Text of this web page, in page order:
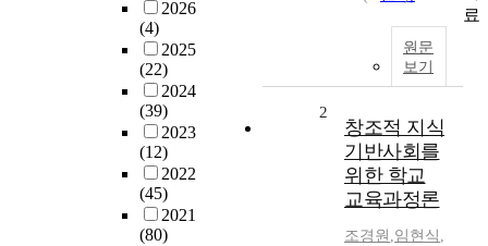
2026
(4)
2025
(22)
2024
(39)
2023
(12)
2022
(45)
2021
(80)
원문
보기
2
창조적 지식
기반사회를
위한 학교
교육과정론
조경원 ,임현식 ,
료